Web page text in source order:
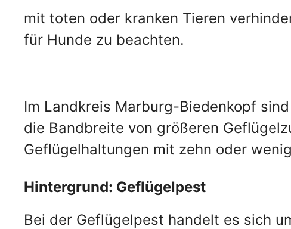
mit toten oder kranken Tieren
für Hunde zu beachten.
Im Landkreis Marburg-Biedenkopf
die Bandbreite von größeren
Geflügelhaltungen mit zehn oder
Hintergrund: Geflügelpest
Bei der Geflügelpest handelt es sich